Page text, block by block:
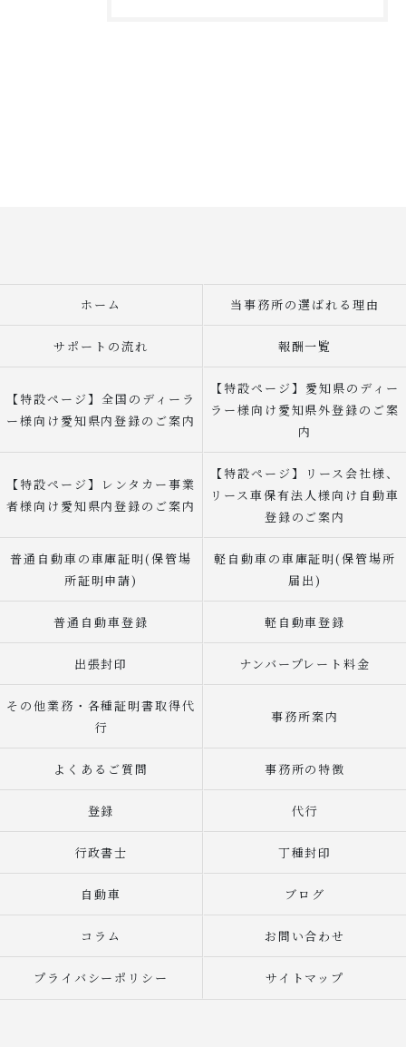
ホーム 当事務所の選ばれる理由
サポートの流れ 報酬一覧
【特設ページ】全国のディーラ
ー様向け愛知県内登録のご案内
【特設ページ】愛知県のディー
ラー様向け愛知県外登録のご案
内
【特設ページ】レンタカー事業
者様向け愛知県内登録のご案内
【特設ページ】リース会社様、
リース車保有法人様向け自動車
登録のご案内
普通自動車の車庫証明(保管場
所証明申請)
軽自動車の車庫証明(保管場所
届出)
普通自動車登録 軽自動車登録
出張封印 ナンバープレート料金
その他業務・各種証明書取得代
行
事務所案内
よくあるご質問 事務所の特徴
登録 代行
行政書士 丁種封印
自動車 ブログ
コラム お問い合わせ
プライバシーポリシー サイトマップ